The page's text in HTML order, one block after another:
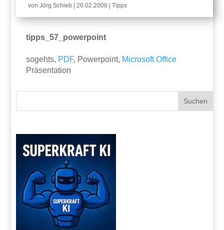
vonJörg Schieb |26.02.2006 |Tipps
tipps_57_powerpoint
sogehts, PDF, Powerpoint, Microsoft Office
Präsentation